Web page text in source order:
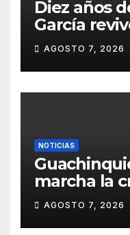
Diez años
García
la Rambla
AGOSTO 7, 2026
NOTICIAS
marcha la
repertorio
2027
AGOSTO 7, 2026